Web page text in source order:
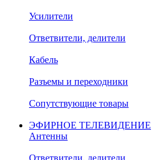
Усилители
Ответвители, делители
Кабель
Разъемы и переходники
Сопутствующие товары
ЭФИРНОЕ ТЕЛЕВИДЕНИЕ
Антенны
Ответвители, делители